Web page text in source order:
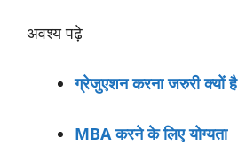
अवश्य पढ़े
ग्रेजुएशन करना जरुरी क्यों है
MBA करने के लिए योग्यता